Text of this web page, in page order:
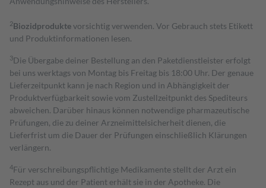
2Biozidproduktevorsichtig verwenden. Vor Gebrauch stets Etikett
und Produktinformationen lesen.
3Die Übergabe deiner Bestellung an den Paketdienstleister erfolgt
bei uns werktags von Montag bis Freitag bis 18:00 Uhr. Der genaue
Lieferzeitpunkt kann je nach Region und in Abhängigkeit der
Produktverfügbarkeit sowie vom Zustellzeitpunkt des Spediteurs
abweichen. Darüber hinaus können notwendige pharmazeutische
Prüfungen, die zu deiner Arzneimittelsicherheit dienen, die
Lieferfrist um die Dauer der Prüfungen einschließlich Klärungen
verlängern.
4Für verschreibungspflichtige Medikamente stellt der Arzt ein
Rezept aus und der Patient erhält sie in der Apotheke. Die